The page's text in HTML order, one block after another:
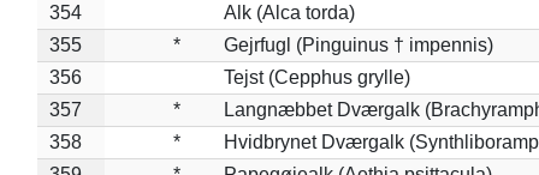
354
Alk (Alca torda)
355
*
Gejrfugl (Pinguinus † impennis)
356
Tejst (Cepphus grylle)
357
*
Langnæbbet Dværgalk
358
*
Hvidbrynet Dværgalk